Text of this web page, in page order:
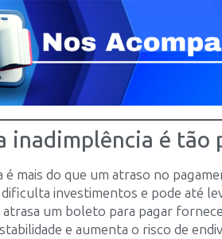
inadimplência é tão
é mais do que um atraso no
investimentos e pode até
um boleto para pagar
e aumenta o risco de